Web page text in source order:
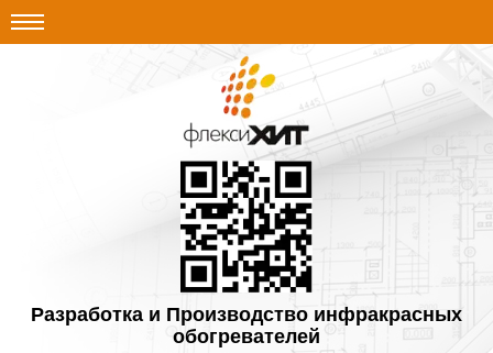
Разработка и Производство инфракрасных
обогревателей